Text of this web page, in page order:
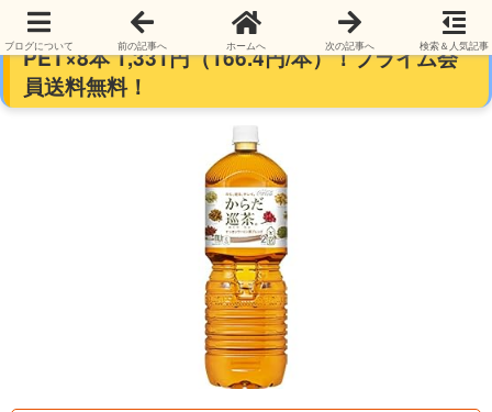
【本日最終日】コカ・コーラ からだ巡茶 2L
PET×8本 1,331円（166.4円/本）！プライム会
員送料無料！
ブログについて 前の記事へ ホームへ 次の記事へ 検索＆人気記事